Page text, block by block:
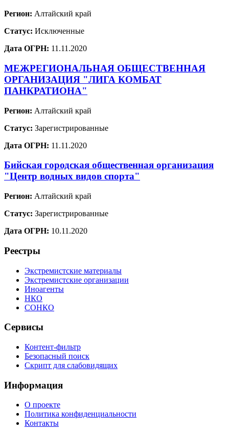
Регион: Алтайский край
Статус: Исключенные
Дата ОГРН: 11.11.2020
МЕЖРЕГИОНАЛЬНАЯ ОБЩЕСТВЕННАЯ
ОРГАНИЗАЦИЯ "ЛИГА КОМБАТ
ПАНКРАТИОНА"
Регион: Алтайский край
Статус: Зарегистрированные
Дата ОГРН: 11.11.2020
Бийская городская общественная организация
"Центр водных видов спорта"
Регион: Алтайский край
Статус: Зарегистрированные
Дата ОГРН: 10.11.2020
Реестры
Экстремистские материалы
Экстремистские организации
Иноагенты
НКО
СОНКО
Сервисы
Контент-фильтр
Безопасный поиск
Скрипт для слабовидящих
Информация
О проекте
Политика конфиденциальности
Контакты